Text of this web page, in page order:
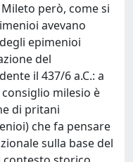
però, come si
avevano
epimenioi
del
il 437/6 a.C.: a
milesio è
di pritani
che fa pensare
sulla base del